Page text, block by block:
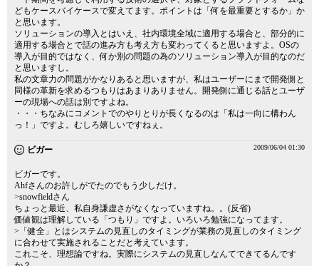
どもケースバイケースで変えてます。ポイントは「何を最重要とするか」か
と思います。
ソリューションの導入とはいえ、社内環境全域に適用する場合と、部分的に
適用する場合とで話の進み方も考え方も変わってくると思いますよ。OSの
導入が目的ではなく、何か別の問題の為のソリューション導入が目的なのだ
と思いますし。
私の文章力の問題がかなりあると思いますが、私はユーザーにまで開発側と
同様の革新を求めるつもりはあまりありません。開発側に通じる話とユーザ
ーの現場への話は別ですよね。
・・・ちなみにコメントでのやりとりが長くなるのは「私は一向に構わん
っ！」ですよ。むしろ嬉しいですねぇ。
ビガー 2009/06/04 01:30
ビガーです。
Ahfさんのお許しがでたのでもう少しだけ。
>snowfieldさん
ちょっと最近、私自身謙虚さがなくなっていますね。。(反省)
価値観は理解している「つもり」ですよ。いろいろ勉強になってます。
>「健全」とはシステムの見直しのタイミングが業務の見直しのタイミング
に合わせて実施されることだと考えています。
これこそ、理想論ですね。実際にシステムの見直しなんてできてるんです